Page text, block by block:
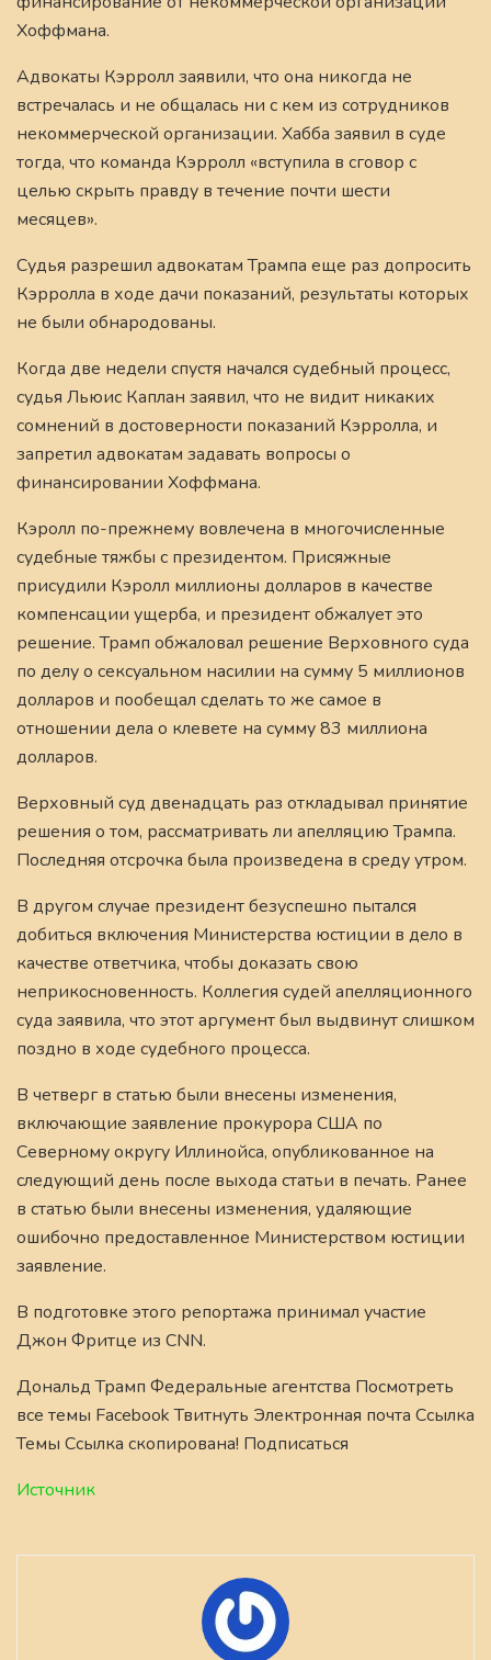
Хоффмана.
Адвокаты Кэрролл заявили, что она никогда не
встречалась и не общалась ни с кем из сотрудников
некоммерческой организации. Хабба заявил в суде
тогда, что команда Кэрролл «вступила в сговор с
целью скрыть правду в течение почти шести
месяцев».
Судья разрешил адвокатам Трампа еще раз допросить
Кэрролла в ходе дачи показаний, результаты которых
не были обнародованы.
Когда две недели спустя начался судебный процесс,
судья Льюис Каплан заявил, что не видит никаких
сомнений в достоверности показаний Кэрролла, и
запретил адвокатам задавать вопросы о
финансировании Хоффмана.
Кэролл по-прежнему вовлечена в многочисленные
судебные тяжбы с президентом. Присяжные
присудили Кэролл миллионы долларов в качестве
компенсации ущерба, и президент обжалует это
решение. Трамп обжаловал решение Верховного суда
по делу о сексуальном насилии на сумму 5 миллионов
долларов и пообещал сделать то же самое в
отношении дела о клевете на сумму 83 миллиона
долларов.
Верховный суд двенадцать раз откладывал принятие
решения о том, рассматривать ли апелляцию Трампа.
Последняя отсрочка была произведена в среду утром.
В другом случае президент безуспешно пытался
добиться включения Министерства юстиции в дело в
качестве ответчика, чтобы доказать свою
неприкосновенность. Коллегия судей апелляционного
суда заявила, что этот аргумент был выдвинут слишком
поздно в ходе судебного процесса.
В четверг в статью были внесены изменения,
включающие заявление прокурора США по
Северному округу Иллинойса, опубликованное на
следующий день после выхода статьи в печать. Ранее
в статью были внесены изменения, удаляющие
ошибочно предоставленное Министерством юстиции
заявление.
В подготовке этого репортажа принимал участие
Джон Фритце из CNN.
Дональд Трамп Федеральные агентства Посмотреть
все темы Facebook Твитнуть Электронная почта Ссылка
Темы Ссылка скопирована! Подписаться
Источник